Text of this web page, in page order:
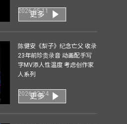
2026-05-11
更多
陈健安《梨子》纪念亡父 收录
23年前珍贵录音 动画配手写
字MV添人性温度 考虑创作家
人系列
2026-02-24
更多